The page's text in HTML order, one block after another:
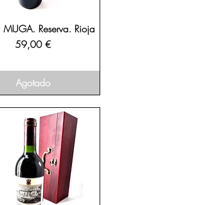
Reserva. Rioja
Precio
59,00 €
Agotado